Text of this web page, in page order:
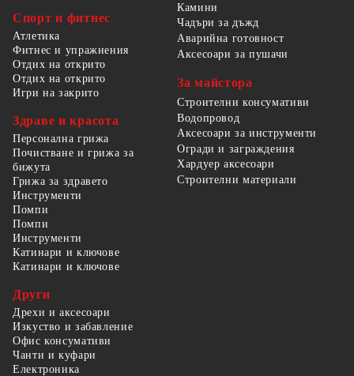
Спорт и фитнес
Атлетика
Фитнес и упражнения
Отдих на открито
Отдих на открито
Игри на закрито
Здраве и красота
Персонална грижа
Почистване и грижа за
бижута
Грижа за здравето
Камини
Чадъри за дъжд
Аварийна готовност
Аксесоари за пушачи
За майстора
Строителни консумативи
Водопровод
Аксесоари за инструменти
Огради и заграждения
Хардуер аксесоари
Строителни материали
Инструменти
Помпи
Помпи
Инструменти
Катинари и ключове
Катинари и ключове
Други
Дрехи и аксесоари
Изкуство и забавление
Офис консумативи
Чанти и куфари
Електроника